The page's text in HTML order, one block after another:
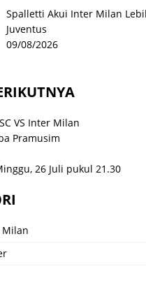
Spalletti Akui Inter Milan
Juventus
09/08/2026
VS Inter Milan
Pramusim
26 Juli pukul 21.30